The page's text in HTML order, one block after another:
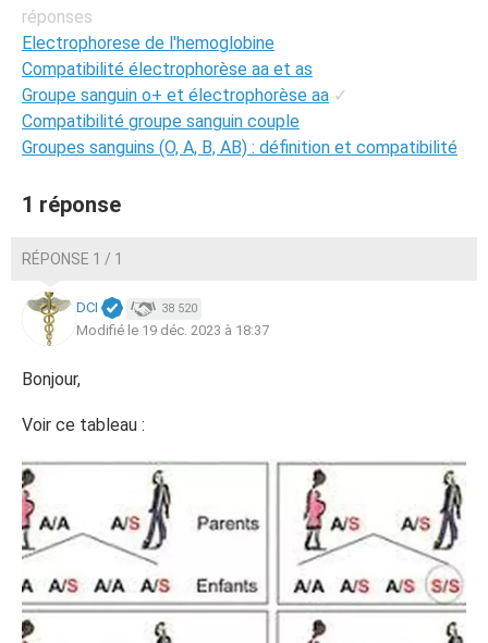
réponses
Electrophorese de l'hemoglobine
Compatibilité électrophorèse aa et as
Groupe sanguin o+ et électrophorèse aa ✓
Compatibilité groupe sanguin couple
Groupes sanguins (O, A, B, AB) : définition et compatibilité
1 réponse
RÉPONSE 1 / 1
DCI 38 520
Modifié le 19 déc. 2023 à 18:37
Bonjour,
Voir ce tableau :